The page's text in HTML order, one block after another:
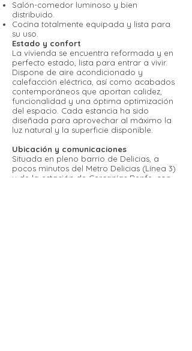
Salón-comedor luminoso y bien
distribuido.
Cocina totalmente equipada y lista para
su uso.
Estado y confort
La vivienda se encuentra reformada y en
perfecto estado, lista para entrar a vivir.
Dispone de aire acondicionado y
calefacción eléctrica, así como acabados
contemporáneos que aportan calidez,
funcionalidad y una óptima optimización
del espacio. Cada estancia ha sido
diseñada para aprovechar al máximo la
luz natural y la superficie disponible.
Ubicación y comunicaciones
Situada en pleno barrio de Delicias, a
pocos minutos del Metro Delicias (Línea 3)
y de la estación de Cercanías Renfe, con